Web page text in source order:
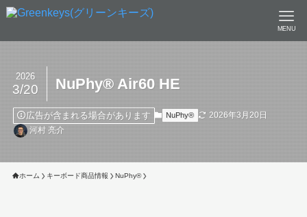
MENU
NuPhy®︎ Air60 HE
2026
3/20
広告が含まれる場合があります NuPhy®︎
2026年3月20日
河村 亮介
ホーム キーボード商品情報 NuPhy®︎